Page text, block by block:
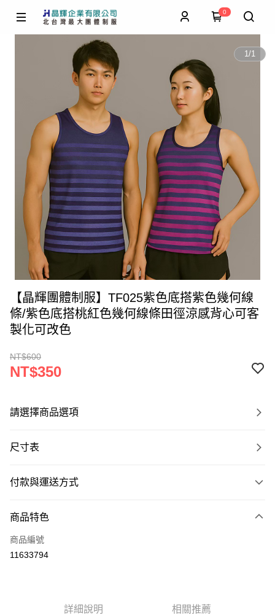
0
1/1
【晶輝團體制服】TF025紫色底搭紫色幾何線
條/紫色底搭桃紅色幾何線條田徑涼感背心可客
製化可改色
NT$600
NT$350
請選擇商品選項
尺寸表
付款與運送方式
信用卡一次付款
運送方式
商品特色
商品編號
11633794
詳細說明 相關推薦